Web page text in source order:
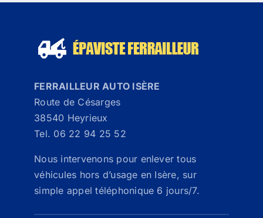
FERRAILLEUR AUTO ISÈRE
Route de Césarges
38540 Heyrieux
Tel. 06 22 94 25 52
Nous intervenons pour enlever tous
véhicules hors d’usage en Isère, sur
simple appel téléphonique 6 jours/7.